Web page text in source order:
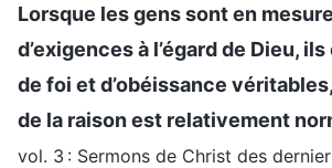
Lorsque les gens sont en
d’exigences à l’égard de Dieu,
de foi et d’obéissance
de la raison est relativement
vol. 3 : Sermons de Christ des